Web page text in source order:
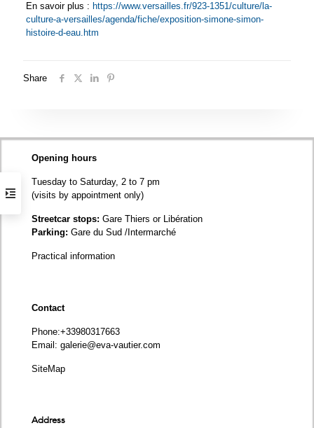
En savoir plus : https://www.versailles.fr/923-1351/culture/la-
culture-a-versailles/agenda/fiche/exposition-simone-simon-
histoire-d-eau.htm
Share
Opening hours
Tuesday to Saturday, 2 to 7 pm
(visits by appointment only)
Streetcar stops: Gare Thiers or Libération
Parking: Gare du Sud /Intermarché
Practical information
Contact
Phone:+33980317663
Email: galerie@eva-vautier.com
SiteMap
Address